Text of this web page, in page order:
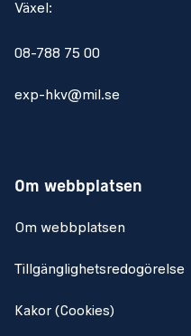
Växel:
08-788 75 00
exp-hkv@mil.se
Om webbplatsen
Om webbplatsen
Tillgänglighetsredogörelse
Kakor (Cookies)